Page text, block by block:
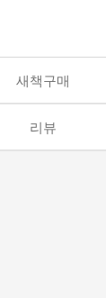
새책구매
리뷰